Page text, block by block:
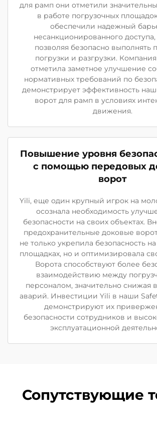
для рамп они отметили
в работе погрузочных
обеспечили надежный
несанкционированного
позволяя безопасно выполнять
погрузки и разгрузки.
отметила заметное улучшение
нормативных требований по
демонстрирует эффективность
ворот для рамп в условиях
движения.
Повышение уровня
с помощью передовых
ворот
Yili, еще один крупный игрок на
осознала необходимость
безопасности на своих объектах.
предохранительные доковые
не только укрепила безопасность
площадках, но и оптимизировала
Ворота способствуют более
взаимодействию между
персоналом, значительно снижая
аварий. Инвестиции Yili в наши
демонстрируют их
безопасности сотрудников и
эксплуатационной
Сопутствующие